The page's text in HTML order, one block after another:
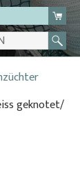
geknotet/